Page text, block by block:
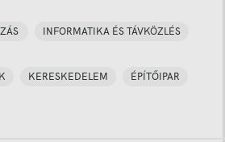
INFORMATIKA ÉS TÁVKÖZLÉS
KERESKEDELEM ÉPÍTŐIPAR